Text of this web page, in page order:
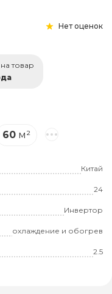
Нет оценок
на товар
60 м²
Китай
24
Инвертор
охлаждение и обогрев
2.5